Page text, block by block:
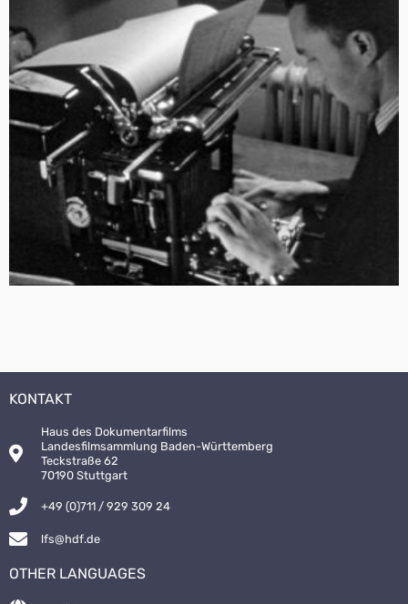
KONTAKT
Haus des Dokumentarfilms
Landesfilmsammlung Baden-Württemberg
Teckstraße 62
70190 Stuttgart
+49 (0)711 / 929 309 24
lfs@hdf.de
OTHER LANGUAGES